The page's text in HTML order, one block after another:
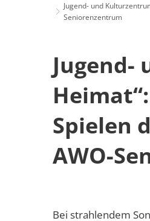
Jugend- und
Seniorenzentrum
Jugend-
Spielen
AWO-
Bei strahlendem